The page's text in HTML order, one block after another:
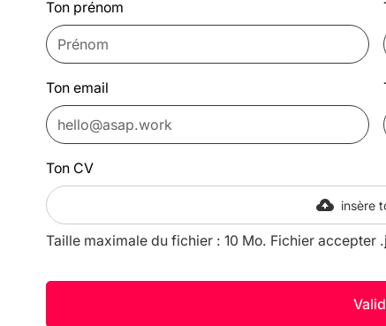
Ton prénom
Ton email
Ton CV
insère
Taille maximale du fichier : 10 Mo. Fichier accepter